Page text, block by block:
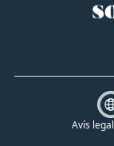
Avís legal